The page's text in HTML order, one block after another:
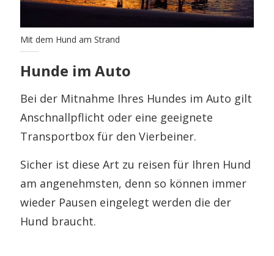
Mit dem Hund am Strand
Hunde im Auto
Bei der Mitnahme Ihres Hundes im Auto gilt
Anschnallpflicht oder eine geeignete
Transportbox für den Vierbeiner.
Sicher ist diese Art zu reisen für Ihren Hund
am angenehmsten, denn so können immer
wieder Pausen eingelegt werden die der
Hund braucht.